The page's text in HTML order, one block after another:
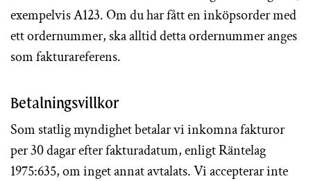
exempelvis A123. Om du har fått en inköpsorder med
ett ordernummer, ska alltid detta ordernummer anges
som fakturareferens.
Betalningsvillkor
Som statlig myndighet betalar vi inkomna fakturor
per 30 dagar efter fakturadatum, enligt Räntelag
1975:635, om inget annat avtalats. Vi accepterar inte